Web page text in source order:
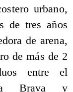
urbano,
de tres años
de arena,
de más de 2
entre el
Brava y